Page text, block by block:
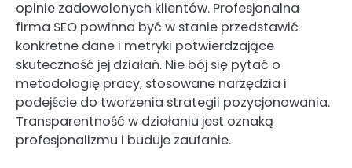
opinie zadowolonych klientów. Profesjonalna
firma SEO powinna być w stanie przedstawić
konkretne dane i metryki potwierdzające
skuteczność jej działań. Nie bój się pytać o
metodologię pracy, stosowane narzędzia i
podejście do tworzenia strategii pozycjonowania.
Transparentność w działaniu jest oznaką
profesjonalizmu i buduje zaufanie.